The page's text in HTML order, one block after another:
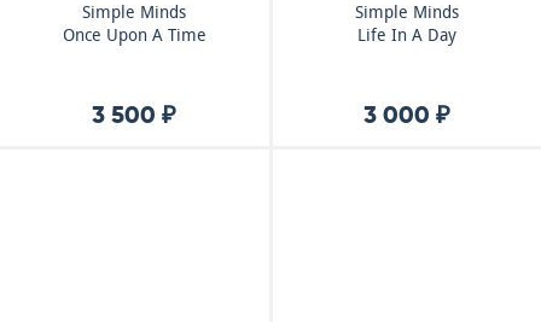
Simple Minds
Once Upon A Time
3 500 ₽
Simple Minds
Life In A Day
3 000 ₽